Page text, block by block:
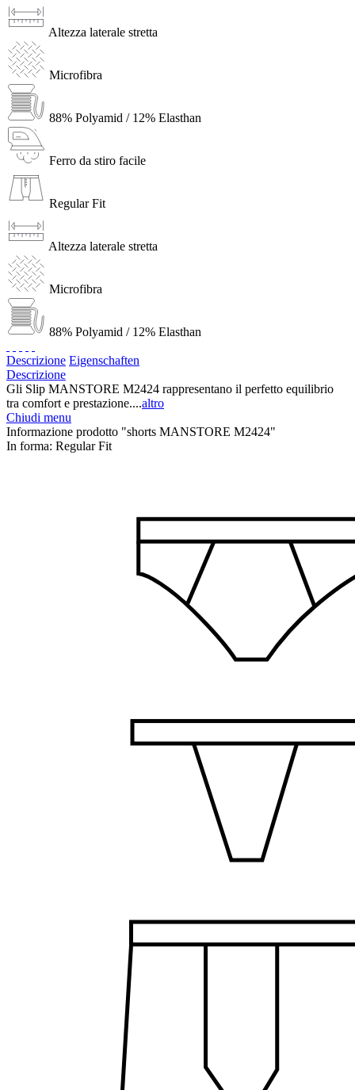
Altezza laterale stretta
Microfibra
88% Polyamid / 12% Elasthan
Ferro da stiro facile
Regular Fit
Altezza laterale stretta
Microfibra
88% Polyamid / 12% Elasthan
Descrizione Eigenschaften
Descrizione
Gli Slip MANSTORE M2424 rappresentano il perfetto equilibrio
tra comfort e prestazione....altro
Chiudi menu
Informazione prodotto "shorts MANSTORE M2424"
In forma: Regular Fit